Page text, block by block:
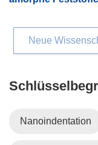
Neue
Nanoindentation